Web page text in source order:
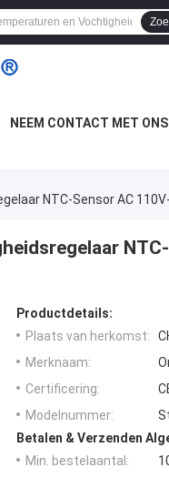
NEEM CONTACT MET
NTC-Sensor AC
Productdetails:
Plaats van herkomst:
Merknaam:
Certificering:
Modelnummer:
Betalen & Verzenden
Min. bestelaantal: